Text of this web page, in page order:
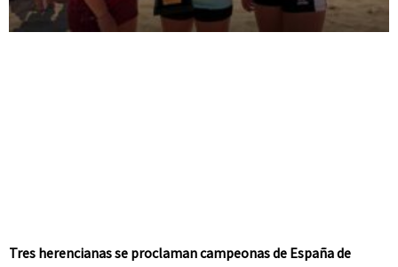
Tres herencianas se proclaman campeonas de España de